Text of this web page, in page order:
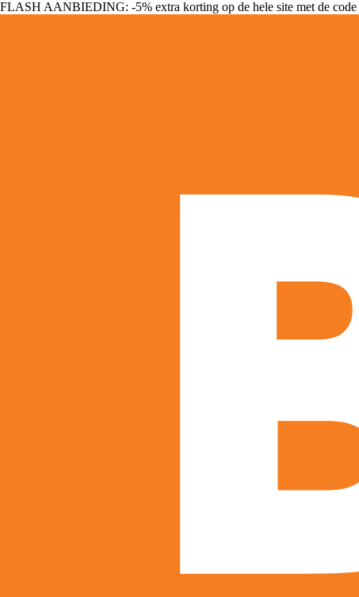
FLASH AANBIEDING: -5% extra korting op de hele site met de code